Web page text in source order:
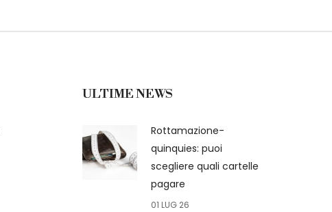
ULTIME NEWS
Rottamazione-
quinquies: puoi
scegliere quali cartelle
pagare
01 LUG 26